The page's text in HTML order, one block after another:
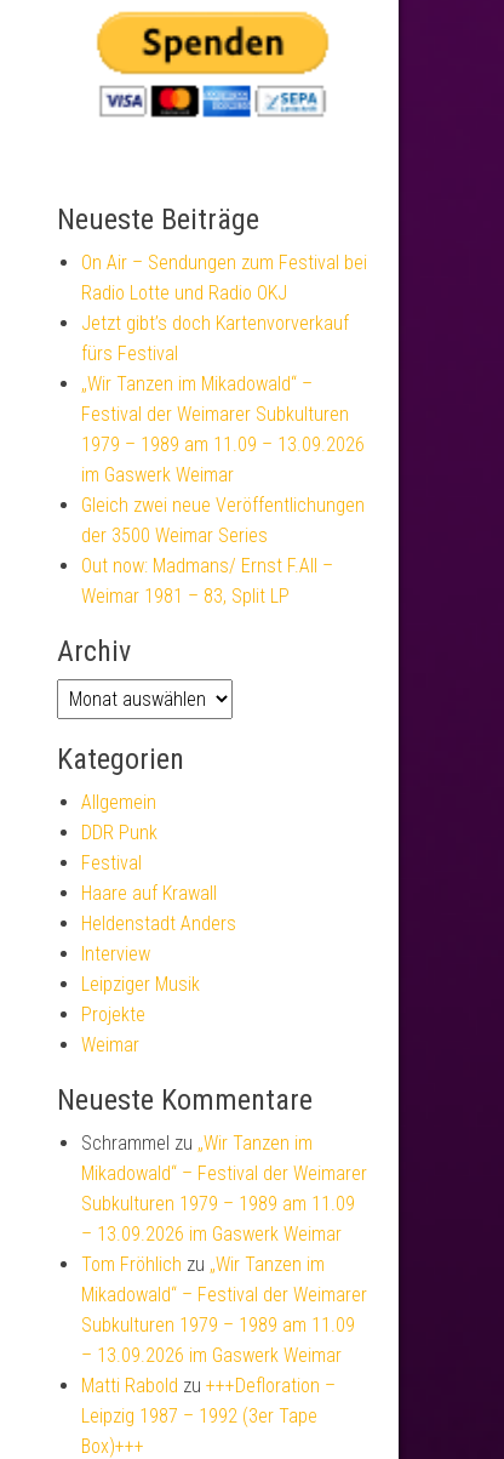
Neueste Beiträge
On Air – Sendungen zum Festival bei
Radio Lotte und Radio OKJ
Jetzt gibt’s doch Kartenvorverkauf
fürs Festival
„Wir Tanzen im Mikadowald“ –
Festival der Weimarer Subkulturen
1979 – 1989 am 11.09 – 13.09.2026
im Gaswerk Weimar
Gleich zwei neue Veröffentlichungen
der 3500 Weimar Series
Out now: Madmans/ Ernst F.All –
Weimar 1981 – 83, Split LP
Archiv
Kategorien
Allgemein
DDR Punk
Festival
Haare auf Krawall
Heldenstadt Anders
Interview
Leipziger Musik
Projekte
Weimar
Neueste Kommentare
Schrammel zu „Wir Tanzen im
Mikadowald“ – Festival der Weimarer
Subkulturen 1979 – 1989 am 11.09
– 13.09.2026 im Gaswerk Weimar
Tom Fröhlich zu „Wir Tanzen im
Mikadowald“ – Festival der Weimarer
Subkulturen 1979 – 1989 am 11.09
– 13.09.2026 im Gaswerk Weimar
Matti Rabold zu +++Defloration –
Leipzig 1987 – 1992 (3er Tape
Box)+++